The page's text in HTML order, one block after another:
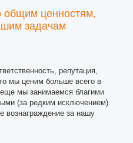
общим ценностям,
задачам
репутация,
мы ценим больше всего в
мы занимаемся благими
(за редким исключением).
вознаграждение за нашу